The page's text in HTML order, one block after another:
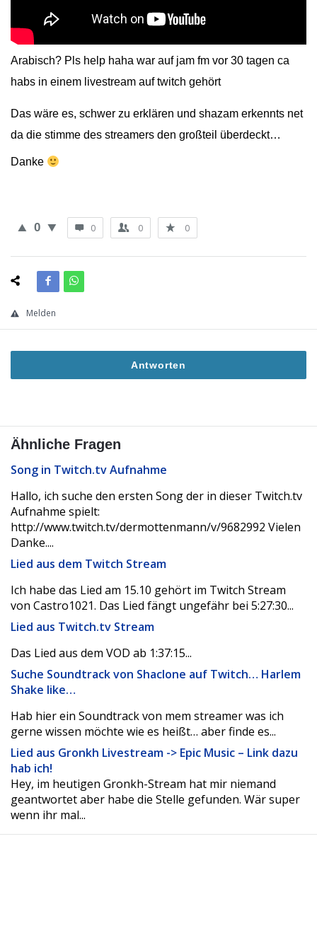
Arabisch? Pls help haha war auf jam fm vor 30 tagen ca
habs in einem livestream auf twitch gehört
Das wäre es, schwer zu erklären und shazam erkennts net
da die stimme des streamers den großteil überdeckt…
Danke
0 0 0 0
Melden
Antworten
Ähnliche Fragen
Song in Twitch.tv Aufnahme
Hallo, ich suche den ersten Song der in dieser Twitch.tv
Aufnahme spielt:
http://www.twitch.tv/dermottenmann/v/9682992 Vielen
Danke....
Lied aus dem Twitch Stream
Ich habe das Lied am 15.10 gehört im Twitch Stream
von Castro1021. Das Lied fängt ungefähr bei 5:27:30...
Lied aus Twitch.tv Stream
Das Lied aus dem VOD ab 1:37:15...
Suche Soundtrack von Shaclone auf Twitch… Harlem
Shake like…
Hab hier ein Soundtrack von mem streamer was ich
gerne wissen möchte wie es heißt… aber finde es...
Lied aus Gronkh Livestream -> Epic Music – Link dazu
hab ich!
Hey, im heutigen Gronkh-Stream hat mir niemand
geantwortet aber habe die Stelle gefunden. Wär super
wenn ihr mal...